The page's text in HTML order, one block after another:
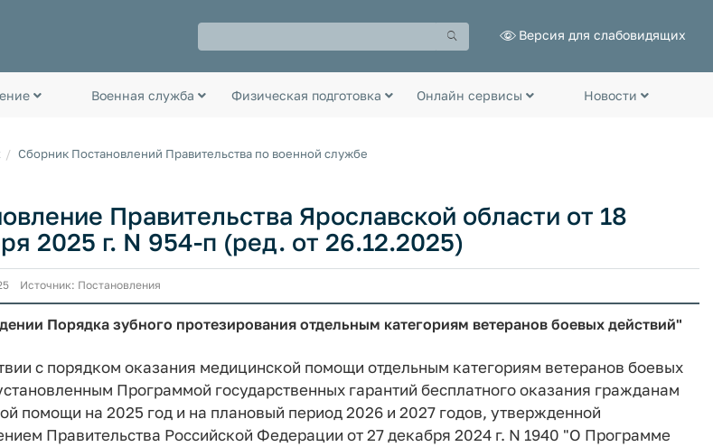
Версия для слабовидящих
Военная служба Физическая подготовка Онлайн сервисы Новости
Сборник Постановлений Правительства по военной службе
Правительства Ярославской области от 18
2025 г. N 954-п (ред. от 26.12.2025)
Источник: Постановления
Порядка зубного протезирования отдельным категориям ветеранов боевых действий"
с порядком оказания медицинской помощи отдельным категориям ветеранов боевых
Программой государственных гарантий бесплатного оказания гражданам
помощи на 2025 год и на плановый период 2026 и 2027 годов, утвержденной
Правительства Российской Федерации от 27 декабря 2024 г. N 1940 "О Программе